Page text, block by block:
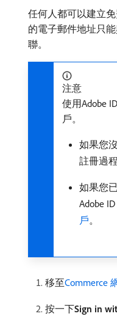
任何人都可以建立
的電子郵件地址只
聯。
注意
使用Adobe
戶。
如果您
註冊過
如果您
Adobe
戶。
移至Commerce
按一下​Sign in